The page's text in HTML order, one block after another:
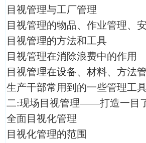
目视管理与工厂管理
目视管理的物品、作业管理、
目视管理的方法和工具
目视管理在消除浪费中的作用
目视管理在设备、材料、方法
生产干部常用到的一些管理工
二:现场目视管理——打造一目
全面目视化管理
目视化管理的范围